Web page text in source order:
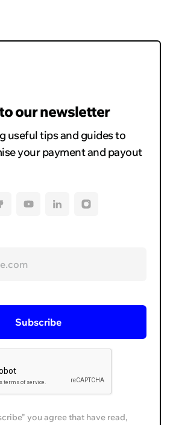
our newsletter
useful tips and guides to
your payment and payout
you agree that have read,